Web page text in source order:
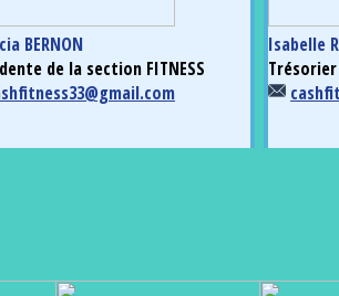
BERNON
de la section FITNESS
Isabelle
Trésorier